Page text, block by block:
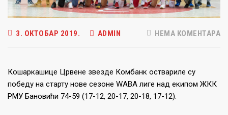
3. ОКТОБАР 2019. ADMIN НЕМА КОМЕНТАРА
Кошаркашице Црвене звезде Комбанк оствариле су
победу на старту нове сезоне WABA лиге над екипом ЖКК
РМУ Бановићи 74-59 (17-12, 20-17, 20-18, 17-12).